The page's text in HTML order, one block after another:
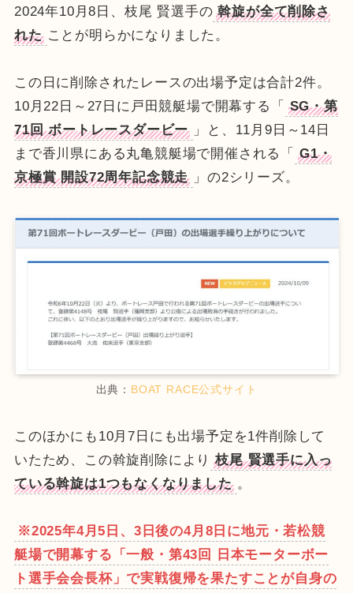
2024年10月8日、枝尾 賢選手の 斡旋が全て削除さ
れた ことが明らかになりました。
この日に削除されたレースの出場予定は合計2件。
10月22日～27日に戸田競艇場で開幕する「
SG・第
71回 ボートレースダービー
」と、11月9日～14日
まで香川県にある丸亀競艇場で開催される「
G1・
京極賞 開設72周年記念競走
」の2シリーズ。
出典： BOAT RACE公式サイト
このほかにも10月7日にも出場予定を1件削除して
いたため、この斡旋削除により 枝尾 賢選手に入っ
ている斡旋は1つもなくなりました 。
※2025年4月5日、3日後の4月8日に地元・若松競
艇場で開幕する「一般・第43回 日本モーターボー
ト選手会会長杯」で実戦復帰を果たすことが自身の